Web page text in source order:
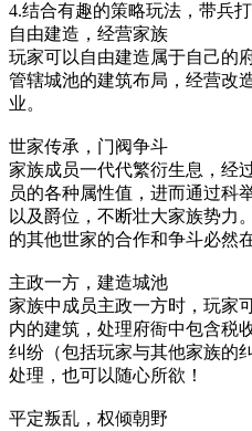
4.结合有趣的策略玩法，带兵打
自由建造，经营家族
玩家可以自由建造属于自己的
管辖城池的建筑布局，经营改
业。
世家传承，门阀争斗
家族成员一代代繁衍生息，经
员的各种属性值，进而通过科
以及爵位，不断壮大家族势力
的其他世家的合作和争斗必然
主政一方，建造城池
家族中成员主政一方时，玩家
内的建筑，处理府衙中包含税
纠纷（包括玩家与其他家族的
处理，也可以随心所欲！
平定叛乱，权倾朝野